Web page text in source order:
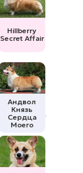
Андвол
Князь
Сердца
Моего
Hillberry
Secret Affair